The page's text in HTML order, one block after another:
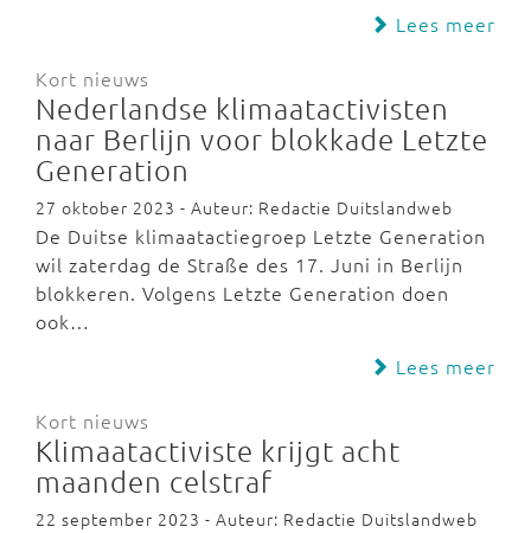
Lees meer
Kort nieuws
Nederlandse klimaatactivisten
naar Berlijn voor blokkade Letzte
Generation
27 oktober 2023 - Auteur: Redactie Duitslandweb
De Duitse klimaatactiegroep Letzte Generation
wil zaterdag de Straße des 17. Juni in Berlijn
blokkeren. Volgens Letzte Generation doen
ook…
Lees meer
Kort nieuws
Klimaatactiviste krijgt acht
maanden celstraf
22 september 2023 - Auteur: Redactie Duitslandweb